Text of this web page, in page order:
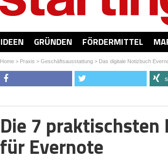
IDEEN GRÜNDEN FÖRDERMITTEL
Home> Praxis > Geschäftsausstattung> Das digitale Notizbuch
Die 7
für Evernote